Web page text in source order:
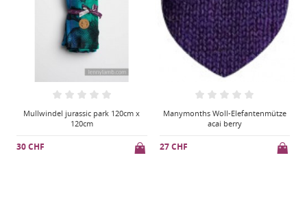
Manymonths Woll-Elefantenmütze
acai berry
27 CHF
Bavoir FG singe sur blanc